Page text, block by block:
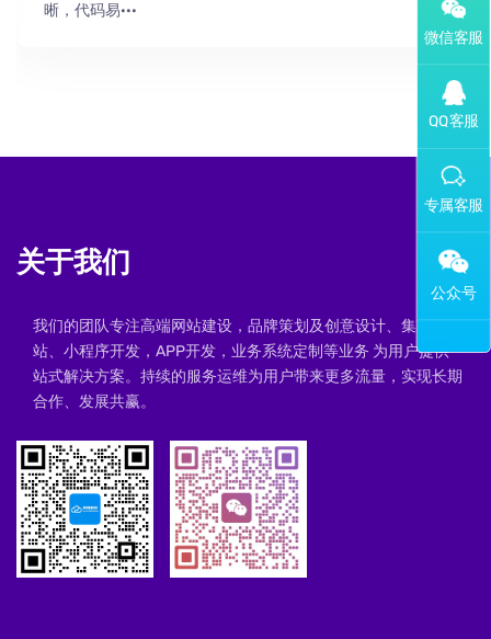
晰，代码易···
关于我们
我们的团队专注高端网站建设，品牌策划及创意设计、集群建
站、小程序开发，APP开发，业务系统定制等业务 为用户提供一
站式解决方案。持续的服务运维为用户带来更多流量，实现长期
合作、发展共赢。